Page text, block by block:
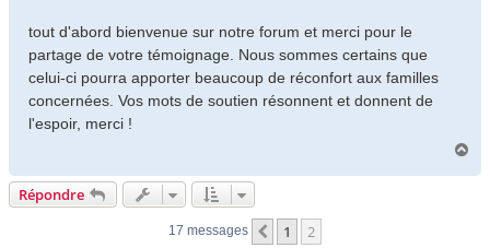
g
e
tout d'abord bienvenue sur notre forum et merci pour le
partage de votre témoignage. Nous sommes certains que
celui-ci pourra apporter beaucoup de réconfort aux familles
concernées. Vos mots de soutien résonnent et donnent de
l'espoir, merci !
Répondre
17 messages Précédent
1 2